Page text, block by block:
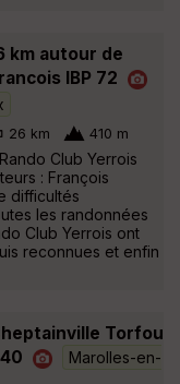
km autour de
IBP 72
26 km 410 m
Club Yerrois
: François
difficultés
les randonnées
Club Yerrois ont
reconnues et enfin
Torfou
Marolles-en-